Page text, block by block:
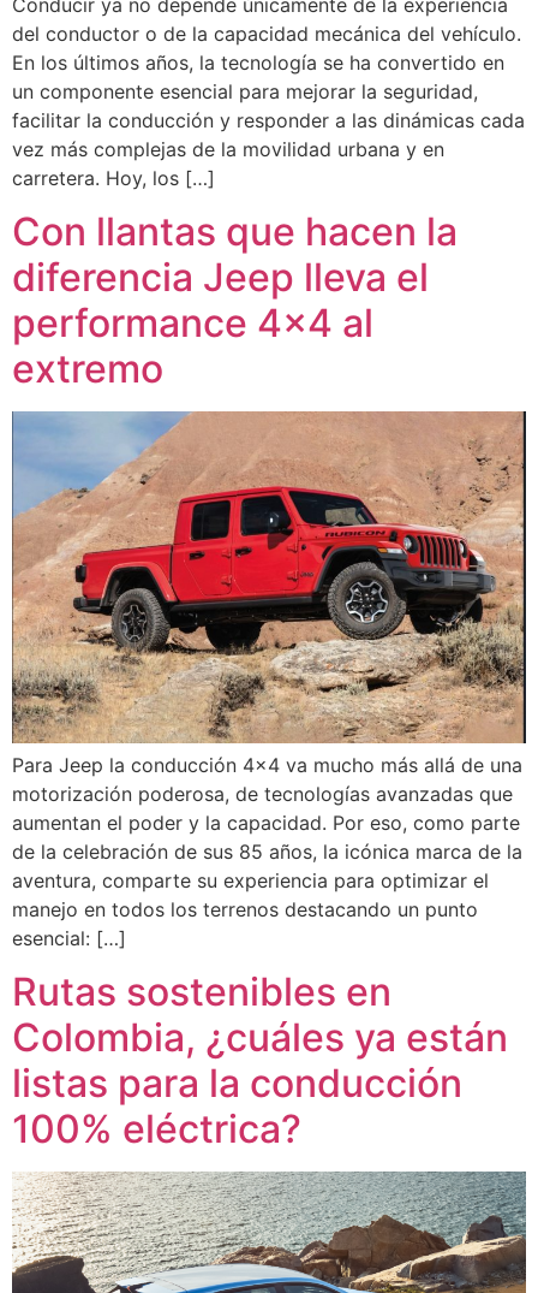
del conductor o de la capacidad mecánica del vehículo.
En los últimos años, la tecnología se ha convertido en
un componente esencial para mejorar la seguridad,
facilitar la conducción y responder a las dinámicas cada
vez más complejas de la movilidad urbana y en
carretera. Hoy, los […]
Con llantas que hacen la
diferencia Jeep lleva el
performance 4×4 al
extremo
Para Jeep la conducción 4×4 va mucho más allá de una
motorización poderosa, de tecnologías avanzadas que
aumentan el poder y la capacidad. Por eso, como parte
de la celebración de sus 85 años, la icónica marca de la
aventura, comparte su experiencia para optimizar el
manejo en todos los terrenos destacando un punto
esencial: […]
Rutas sostenibles en
Colombia, ¿cuáles ya están
listas para la conducción
100% eléctrica?